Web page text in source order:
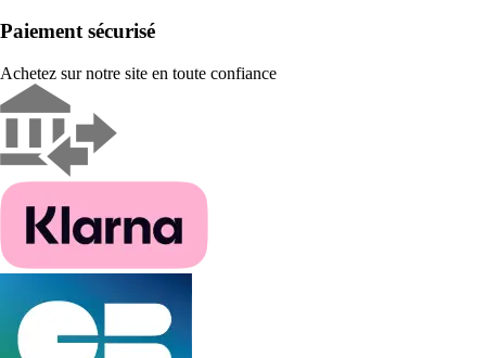
Paiement sécurisé
Achetez sur notre site en toute confiance